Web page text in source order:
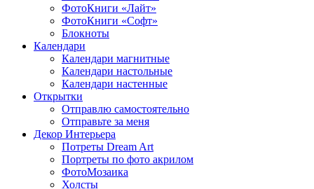
ФотоКниги «Лайт»
ФотоКниги «Софт»
Блокноты
Календари
Календари магнитные
Календари настольные
Календари настенные
Открытки
Отправлю самостоятельно
Отправьте за меня
Декор Интерьера
Потреты Dream Art
Портреты по фото акрилом
ФотоМозаика
Холсты